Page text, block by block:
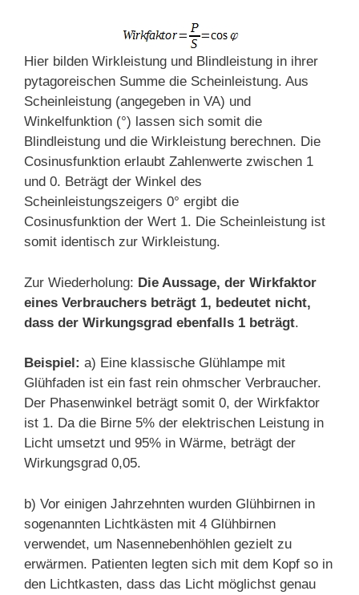
Hier bilden Wirkleistung und Blindleistung in ihrer
pytagoreischen Summe die Scheinleistung. Aus
Scheinleistung (angegeben in VA) und
Winkelfunktion (°) lassen sich somit die
Blindleistung und die Wirkleistung berechnen. Die
Cosinusfunktion erlaubt Zahlenwerte zwischen 1
und 0. Beträgt der Winkel des
Scheinleistungszeigers 0° ergibt die
Cosinusfunktion der Wert 1. Die Scheinleistung ist
somit identisch zur Wirkleistung.
Zur Wiederholung: Die Aussage, der Wirkfaktor
eines Verbrauchers beträgt 1, bedeutet nicht,
dass der Wirkungsgrad ebenfalls 1 beträgt.
Beispiel: a) Eine klassische Glühlampe mit
Glühfaden ist ein fast rein ohmscher Verbraucher.
Der Phasenwinkel beträgt somit 0, der Wirkfaktor
ist 1. Da die Birne 5% der elektrischen Leistung in
Licht umsetzt und 95% in Wärme, beträgt der
Wirkungsgrad 0,05.
b) Vor einigen Jahrzehnten wurden Glühbirnen in
sogenannten Lichtkästen mit 4 Glühbirnen
verwendet, um Nasennebenhöhlen gezielt zu
erwärmen. Patienten legten sich mit dem Kopf so in
den Lichtkasten, dass das Licht möglichst genau